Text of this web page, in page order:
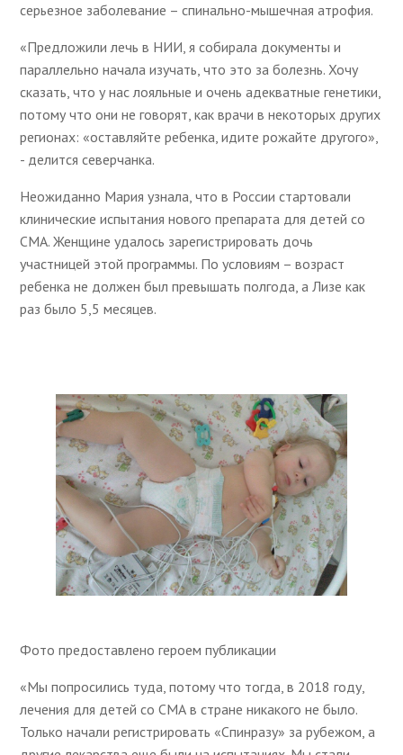
серьезное заболевание – спинально-мышечная атрофия.
«Предложили лечь в НИИ, я собирала документы и
параллельно начала изучать, что это за болезнь. Хочу
сказать, что у нас лояльные и очень адекватные генетики,
потому что они не говорят, как врачи в некоторых других
регионах: «оставляйте ребенка, идите рожайте другого»,
- делится северчанка.
Неожиданно Мария узнала, что в России стартовали
клинические испытания нового препарата для детей со
СМА. Женщине удалось зарегистрировать дочь
участницей этой программы. По условиям – возраст
ребенка не должен был превышать полгода, а Лизе как
раз было 5,5 месяцев.
Фото предоставлено героем публикации
«Мы попросились туда, потому что тогда, в 2018 году,
лечения для детей со СМА в стране никакого не было.
Только начали регистрировать «Спинразу» за рубежом, а